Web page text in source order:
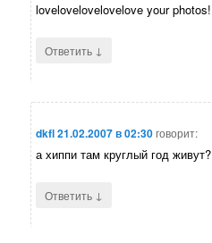
lovelovelovelovelove your photos!
Ответить ↓
dkfl21.02.2007 в 02:30говорит:
а хиппи там круглый год живут?
Ответить ↓